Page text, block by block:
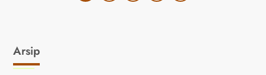
Arsip